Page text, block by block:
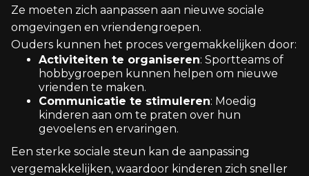
Ze moeten zich aanpassen aan nieuwe sociale
omgevingen en vriendengroepen.
Ouders kunnen het proces vergemakkelijken door:
Activiteiten te organiseren: Sportteams of
hobbygroepen kunnen helpen om nieuwe
vrienden te maken.
Communicatie te stimuleren: Moedig
kinderen aan om te praten over hun
gevoelens en ervaringen.
Een sterke sociale steun kan de aanpassing
vergemakkelijken, waardoor kinderen zich sneller